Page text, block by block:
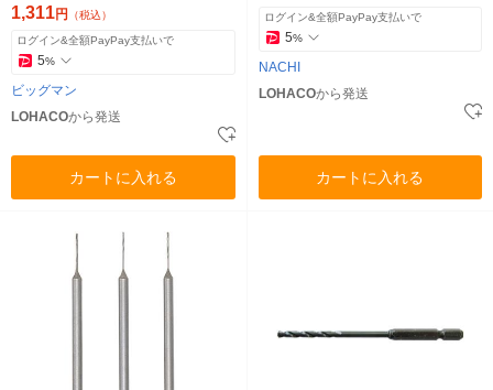
1,311円 （税込）
ログイン&全額PayPay支払いで
5%
ビッグマン
LOHACOから発送
カートに入れる
ログイン&全額PayPay支払いで
5%
NACHI
LOHACOから発送
カートに入れる